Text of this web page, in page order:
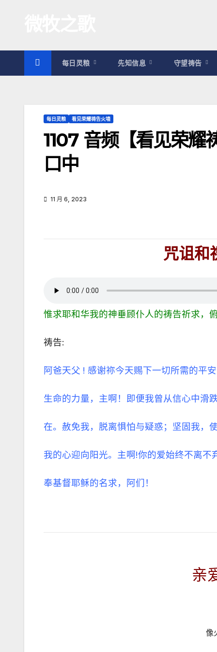
容
每日灵粮 先知信息 守望祷告
每日灵粮 看见荣耀祷告火墙
1107 音频【看见荣耀
口中
11 月 6, 2023
咒诅和
惟求耶和华我的神垂顾仆人的祷告祈求，
祷告:
阿爸天父 ! 感谢祢今天赐下一切所需的平
生命的力量，主啊！即便我曾从信心中滑
在。赦免我，脱离惧怕与疑惑；坚固我，
我的心迎向阳光。主啊!你的爱始终不离不
奉基督耶稣的名求，阿们！
亲
像